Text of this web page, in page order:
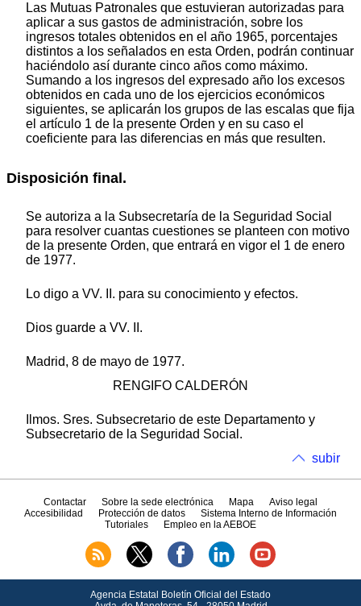
Las Mutuas Patronales que estuvieran autorizadas para
aplicar a sus gastos de administración, sobre los
ingresos totales obtenidos en el año 1965, porcentajes
distintos a los señalados en esta Orden, podrán continuar
haciéndolo así durante cinco años como máximo.
Sumando a los ingresos del expresado año los excesos
obtenidos en cada uno de los ejercicios económicos
siguientes, se aplicarán los grupos de las escalas que fija
el artículo 1 de la presente Orden y en su caso el
coeficiente para las diferencias en más que resulten.
Disposición final.
Se autoriza a la Subsecretaría de la Seguridad Social
para resolver cuantas cuestiones se planteen con motivo
de la presente Orden, que entrará en vigor el 1 de enero
de 1977.
Lo digo a VV. II. para su conocimiento y efectos.
Dios guarde a VV. II.
Madrid, 8 de mayo de 1977.
RENGIFO CALDERÓN
Ilmos. Sres. Subsecretario de este Departamento y
Subsecretario de la Seguridad Social.
subir
Contactar Sobre la sede electrónica Mapa
Aviso legal
Accesibilidad
Protección de datos
Sistema Interno de Información
Tutoriales
Empleo en la AEBOE
Agencia Estatal Boletín Oficial del Estado